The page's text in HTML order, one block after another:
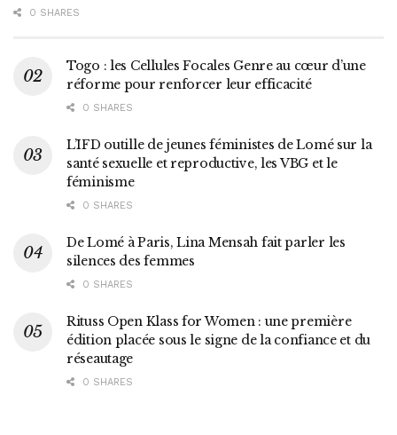
0 SHARES
Togo : les Cellules Focales Genre au cœur d’une
réforme pour renforcer leur efficacité
0 SHARES
L’IFD outille de jeunes féministes de Lomé sur la
santé sexuelle et reproductive, les VBG et le
féminisme
0 SHARES
De Lomé à Paris, Lina Mensah fait parler les
silences des femmes
0 SHARES
Rituss Open Klass for Women : une première
édition placée sous le signe de la confiance et du
réseautage
0 SHARES